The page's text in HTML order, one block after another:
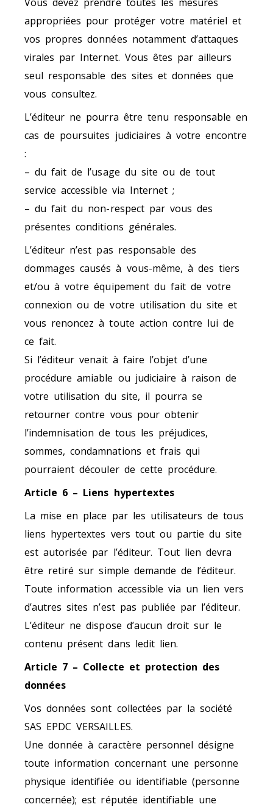
appropriées pour protéger votre matériel et
vos propres données notamment d’attaques
virales par Internet. Vous êtes par ailleurs
seul responsable des sites et données que
vous consultez.
L’éditeur ne pourra être tenu responsable en
cas de poursuites judiciaires à votre encontre
:
– du fait de l’usage du site ou de tout
service accessible via Internet ;
– du fait du non-respect par vous des
présentes conditions générales.
L’éditeur n’est pas responsable des
dommages causés à vous-même, à des tiers
et/ou à votre équipement du fait de votre
connexion ou de votre utilisation du site et
vous renoncez à toute action contre lui de
ce fait.
Si l’éditeur venait à faire l’objet d’une
procédure amiable ou judiciaire à raison de
votre utilisation du site, il pourra se
retourner contre vous pour obtenir
l’indemnisation de tous les préjudices,
sommes, condamnations et frais qui
pourraient découler de cette procédure.
Article 6 – Liens hypertextes
La mise en place par les utilisateurs de tous
liens hypertextes vers tout ou partie du site
est autorisée par l’éditeur. Tout lien devra
être retiré sur simple demande de l’éditeur.
Toute information accessible via un lien vers
d’autres sites n’est pas publiée par l’éditeur.
L’éditeur ne dispose d’aucun droit sur le
contenu présent dans ledit lien.
Article 7 – Collecte et protection des
données
Vos données sont collectées par la société
SAS EPDC VERSAILLES.
Une donnée à caractère personnel désigne
toute information concernant une personne
physique identifiée ou identifiable (personne
concernée); est réputée identifiable une